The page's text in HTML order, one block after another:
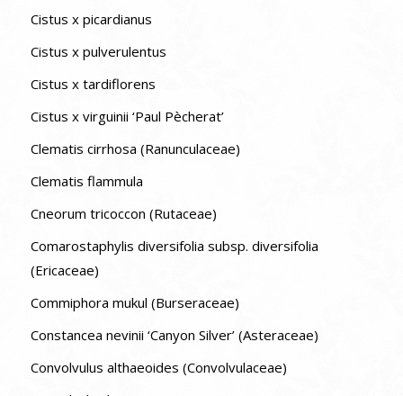
Cistus x picardianus
Cistus x pulverulentus
Cistus x tardiflorens
Cistus x virguinii ‘Paul Pècherat’
Clematis cirrhosa (Ranunculaceae)
Clematis flammula
Cneorum tricoccon (Rutaceae)
Comarostaphylis diversifolia subsp. diversifolia
(Ericaceae)
Commiphora mukul (Burseraceae)
Constancea nevinii ‘Canyon Silver’ (Asteraceae)
Convolvulus althaeoides (Convolvulaceae)